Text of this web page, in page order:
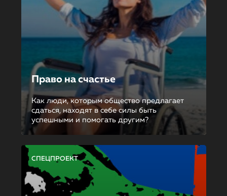
Право на счастье
Как люди, которым общество предлагает
сдаться, находят в себе силы быть
успешными и помогать другим?
СПЕЦПРОЕКТ